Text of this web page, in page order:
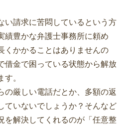
い請求に苦悶しているという方
績豊かな弁護士事務所に頼め
くかかることはありませんの
借金で困っている状態から解放
す。
の厳しい電話だとか、多額の返
ていないでしょうか？そんなど
を解決してくれるのが「任意整